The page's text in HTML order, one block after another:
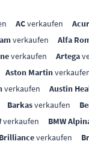
ACverkaufen
verkaufen Alfa
verkaufen Artega
Aston Martin
verkaufen Austin
Barkasverkaufen
verkaufen BMW
Brillianceverkaufen